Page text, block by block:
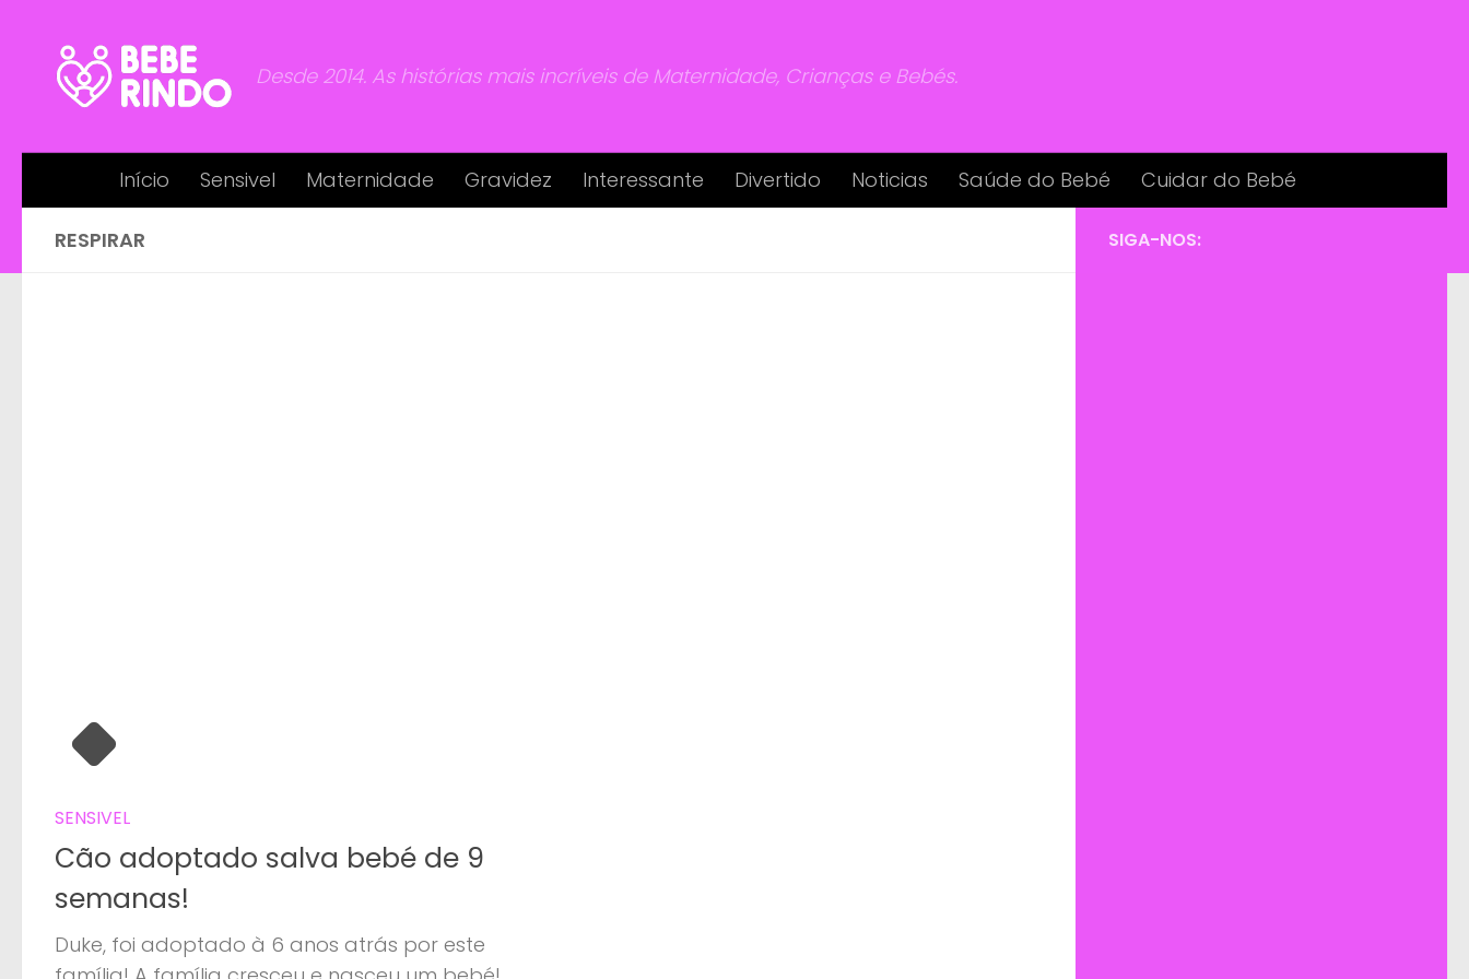
Desde 2014. As histórias mais incríveis de Maternidade, Crianças e Bebés.
Início Sensivel Maternidade Gravidez Interessante Divertido Noticias Saúde do Bebé Cuidar do Bebé
RESPIRAR
SENSIVEL
Cão adoptado salva bebé de 9
semanas!
Duke, foi adoptado à 6 anos atrás por este
SIGA-NOS: